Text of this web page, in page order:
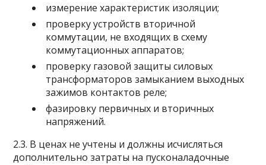
измерение характеристик изоляции;
проверку устройств вторичной
коммутации, не входящих в схему
коммутационных аппаратов;
проверку газовой защиты силовых
трансформаторов замыканием выходных
зажимов контактов реле;
фазировку первичных и вторичных
напряжений.
2.3. В ценах не учтены и должны исчисляться
дополнительно затраты на пусконаладочные